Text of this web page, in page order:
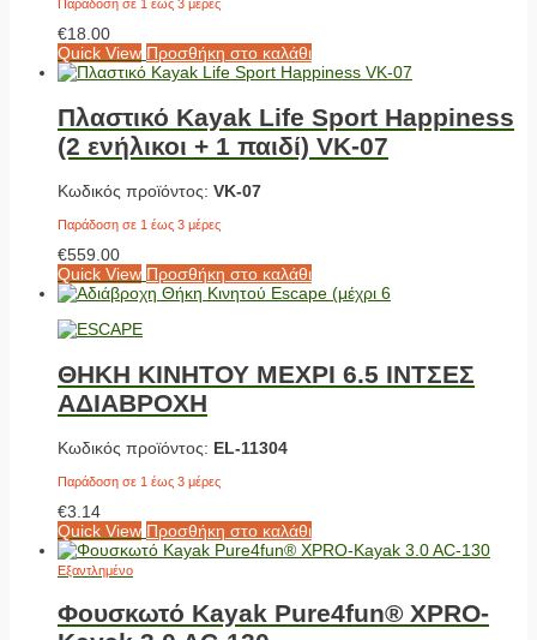
Παράδοση σε 1 έως 3 μέρες
€18.00
Quick View Προσθήκη στο καλάθι
Πλαστικό Kayak Life Sport Happiness
(2 ενήλικοι + 1 παιδί) VK-07
Κωδικός προϊόντος: VK-07
Παράδοση σε 1 έως 3 μέρες
€559.00
Quick View Προσθήκη στο καλάθι
ΘΗΚΗ ΚΙΝΗΤΟΥ ΜΕΧΡΙ 6.5 ΙΝΤΣΕΣ
ΑΔΙΑΒΡΟΧΗ
Κωδικός προϊόντος: EL-11304
Παράδοση σε 1 έως 3 μέρες
€3.14
Quick View Προσθήκη στο καλάθι
Εξαντλημένο
Φουσκωτό Kayak Pure4fun® XPRO-